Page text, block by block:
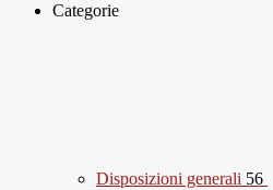
Categorie
Disposizioni generali 56